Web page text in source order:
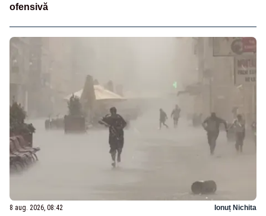
ofensivă
8 aug. 2026, 08:42 Ionuț Nichita